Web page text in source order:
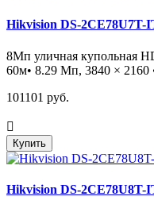
Hikvision DS-2CE78U7T-
8Мп уличная купольная
60м• 8.29 Мп, 3840 × 2160
101101 руб.
Купить
Hikvision DS-2CE78U8T-